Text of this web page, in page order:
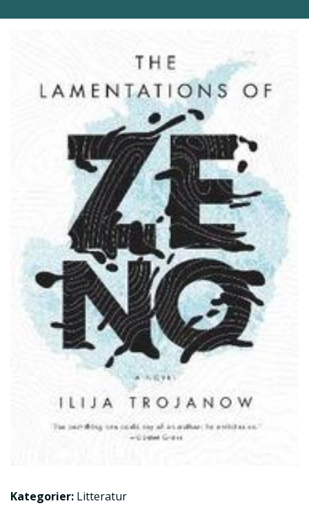
Kategorier: Litteratur